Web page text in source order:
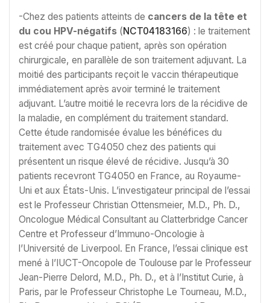
-Chez des patients atteints de cancers de la tête et
du cou HPV-négatifs (NCT04183166) : le traitement
est créé pour chaque patient, après son opération
chirurgicale, en parallèle de son traitement adjuvant. La
moitié des participants reçoit le vaccin thérapeutique
immédiatement après avoir terminé le traitement
adjuvant. L’autre moitié le recevra lors de la récidive de
la maladie, en complément du traitement standard.
Cette étude randomisée évalue les bénéfices du
traitement avec TG4050 chez des patients qui
présentent un risque élevé de récidive. Jusqu’à 30
patients recevront TG4050 en France, au Royaume-
Uni et aux États-Unis. L’investigateur principal de l’essai
est le Professeur Christian Ottensmeier, M.D., Ph. D.,
Oncologue Médical Consultant au Clatterbridge Cancer
Centre et Professeur d’Immuno-Oncologie à
l’Université de Liverpool. En France, l’essai clinique est
mené à l’IUCT-Oncopole de Toulouse par le Professeur
Jean-Pierre Delord, M.D., Ph. D., et à l’Institut Curie, à
Paris, par le Professeur Christophe Le Tourneau, M.D.,